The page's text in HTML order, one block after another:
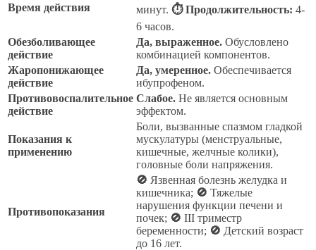
Время действия
минут. ⏱ Продолжительность: 4-
6 часов.
Обезболивающее
действие
Да, выраженное. Обусловлено
комбинацией компонентов.
Жаропонижающее
действие
Да, умеренное. Обеспечивается
ибупрофеном.
Противовоспалительное
действие
Слабое. Не является основным
эффектом.
Показания к
применению
Боли, вызванные спазмом гладкой
мускулатуры (менструальные,
кишечные, желчные колики),
головные боли напряжения.
Противопоказания
🚫 Язвенная болезнь желудка и
кишечника; 🚫 Тяжелые
нарушения функции печени и
почек; 🚫 III триместр
беременности; 🚫 Детский возраст
до 16 лет.